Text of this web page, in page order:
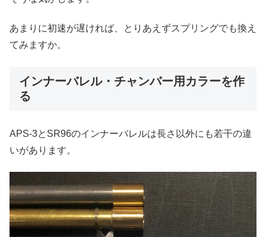
あまりに初速が遅ければ、とりあえずスプリングでも換え
てみますか。
インナーバレル・チャンバー用カラーを作
る
APS-3とSR96のインナーバレルは長さ以外にも若干の違
いがあります。